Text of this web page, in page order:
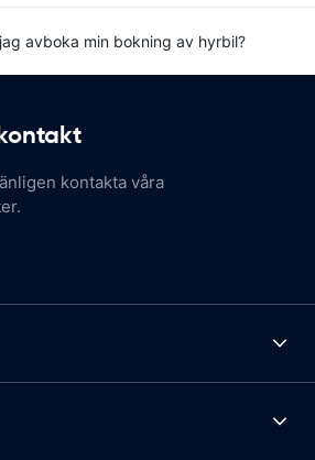
avboka min bokning av hyrbil?
kontakta våra